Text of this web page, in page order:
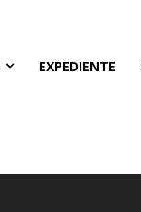
EXPEDIENTE